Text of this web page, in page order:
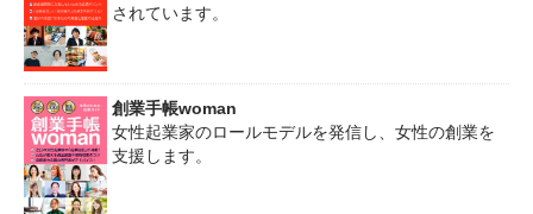
されています。
創業手帳woman
女性起業家のロールモデルを発信し、女性の創業を
支援します。